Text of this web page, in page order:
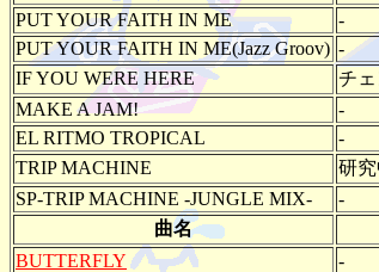
PUT YOUR FAITH IN ME
-
PUT YOUR FAITH IN ME(Jazz Groov) -
IF YOU WERE HERE
チ
MAKE A JAM!
-
EL RITMO TROPICAL
-
TRIP MACHINE
研究
SP-TRIP MACHINE -JUNGLE MIX-
-
曲名
BUTTERFLY
-